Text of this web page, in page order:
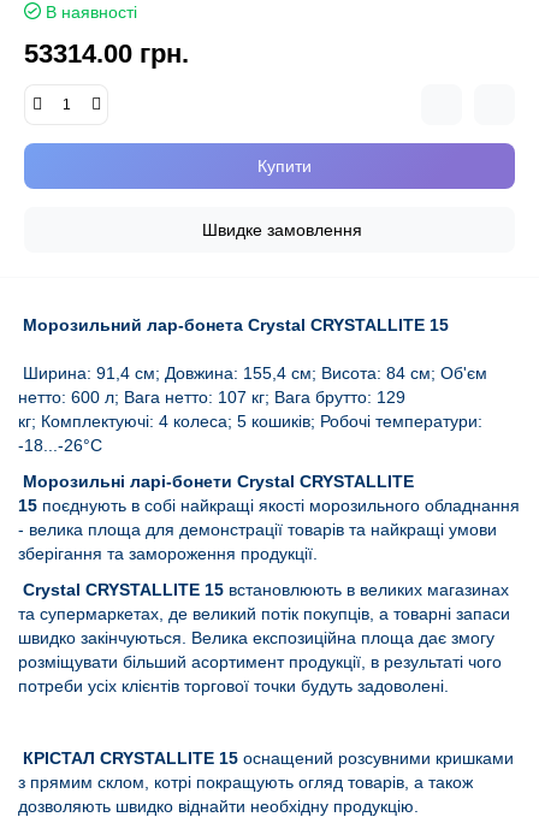
В наявності
53314.00 грн.
Купити
Швидке замовлення
Морозильний лар-бонета Crystal CRYSTALLITE 15
Ширина: 91,4 см; Довжина: 155,4 см; Висота: 84 см; Об'єм
нетто: 600 л; Вага нетто: 107 кг; Вага брутто: 129
кг; Комплектуючі: 4 колеса; 5 кошиків; Робочі температури:
-18...-26°С
Морозильні ларі-бонети Crystal CRYSTALLITE
15 поєднують в собі найкращі якості морозильного обладнання
- велика площа для демонстрації товарів та найкращі умови
зберігання та замороження продукції.
Crystal CRYSTALLITE 15 встановлюють в великих магазинах
та супермаркетах, де великий потік покупців, а товарні запаси
швидко закінчуються. Велика експозиційна площа дає змогу
розміщувати більший асортимент продукції, в результаті чого
потреби усіх клієнтів торгової точки будуть задоволені.
КРІСТАЛ CRYSTALLITE 15 оснащений розсувними кришками
з прямим склом, котрі покращують огляд товарів, а також
дозволяють швидко віднайти необхідну продукцію.